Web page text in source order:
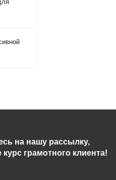
на нашу рассылку,
курс грамотного клиента!